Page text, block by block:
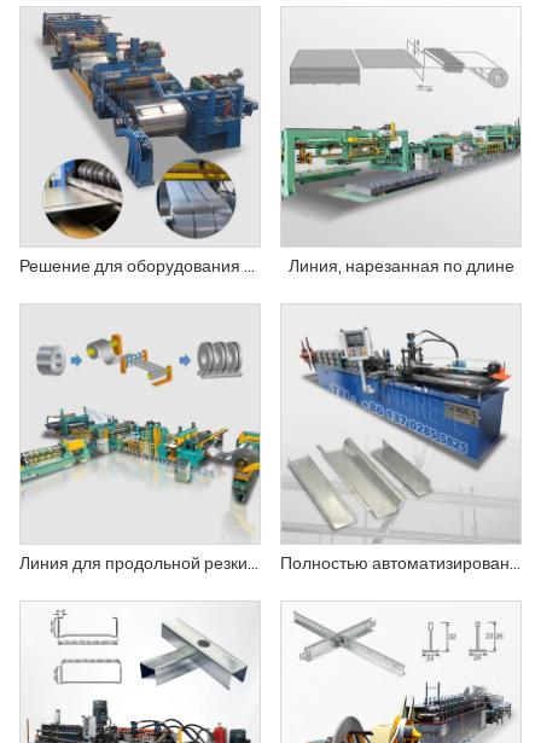
Решение для оборудования обработки рулонов Линия, нарезанная по длине
Линия для продольной резки стальных рулонов Полностью автоматизированный станок для профилирования потолочных профилей.